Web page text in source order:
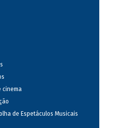
cinema
de Espetáculos Musicais